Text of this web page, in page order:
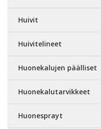
Huivit
Huivitelineet
Huonekalujen päälliset
Huonekalutarvikkeet
Huonesprayt